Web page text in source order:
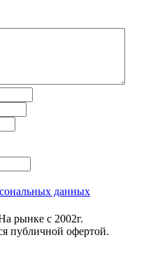
данных
рынке с 2002г.
публичной офертой.